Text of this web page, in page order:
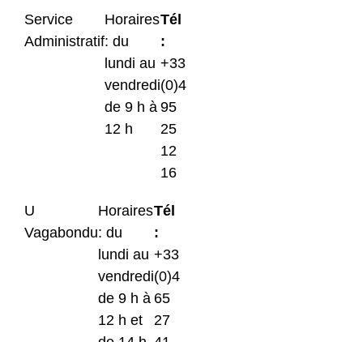
Service
Administratif
Horaires
: du
lundi au
vendredi
de 9 h à
12 h
Tél
:
+33
(0)4
95
25
12
16
U
Vagabondu
Horaires
: du
lundi au
vendredi
de 9 h à
12 h et
Tél
:
+33
(0)4
65
27